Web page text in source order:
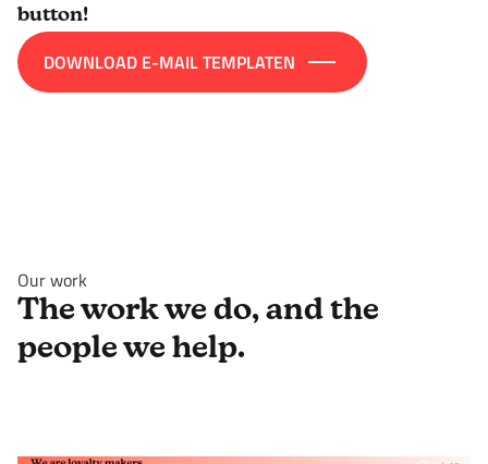
button!
DOWNLOAD E-MAIL TEMPLATEN
Our work
The work we do, and the
people we help.